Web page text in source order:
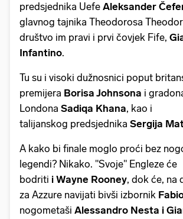
predsjednika Uefe Aleksander
glavnog tajnika Theodorosa
društvo im pravi i prvi čovjek Fife,
Infantino.
Tu su i visoki dužnosnici poput
premijera Borisa Johnsona i
Londona Sadiqa Khana, kao i
talijanskog predsjednika Sergija
A kako bi finale moglo proći bez
legendi? Nikako. "Svoje" Engleze će
bodriti i Wayne Rooney, dok će, na
za Azzure navijati bivši izbornik
nogometaši Alessandro Nesta i